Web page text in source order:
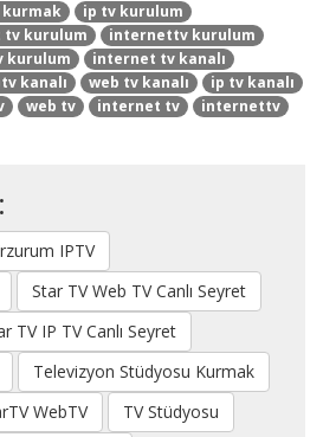
kurmak
ip tv kurulum
kurulum
internettv kurulum
kurulum
internet tv kanalı
kanalı web tv kanalı
ip tv kanalı
web tv internet tv
internettv
IPTV
Star TV Web TV Canlı Seyret
TV IP TV Canlı Seyret
Televizyon Stüdyosu Kurmak
WebTV
TV Stüdyosu